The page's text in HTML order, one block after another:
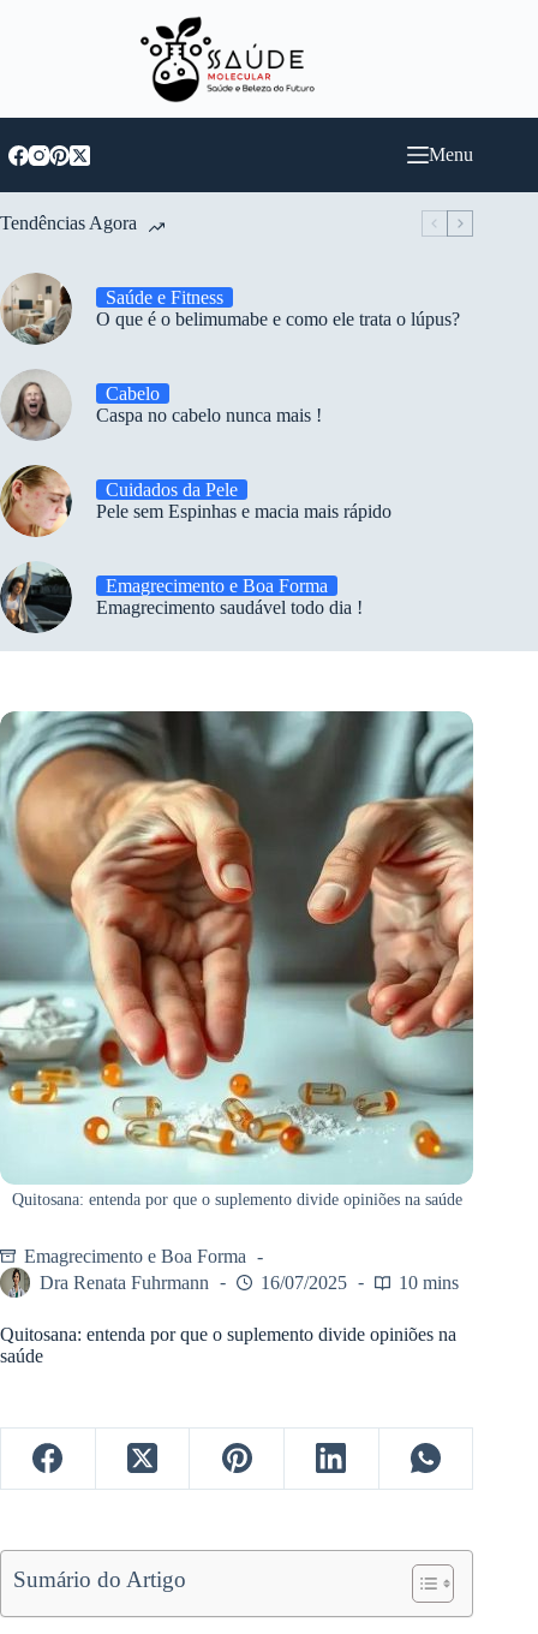
Menu
Tendências Agora
Saúde e Fitness
O que é o belimumabe e como ele trata o lúpus?
Cabelo
Caspa no cabelo nunca mais !
Cuidados da Pele
Pele sem Espinhas e macia mais rápido
Emagrecimento e Boa Forma
Emagrecimento saudável todo dia !
Quitosana: entenda por que o suplemento divide opiniões na saúde
Emagrecimento e Boa Forma
Dra Renata Fuhrmann
16/07/2025 10 mins
Quitosana: entenda por que o suplemento divide opiniões na
saúde
Sumário do Artigo